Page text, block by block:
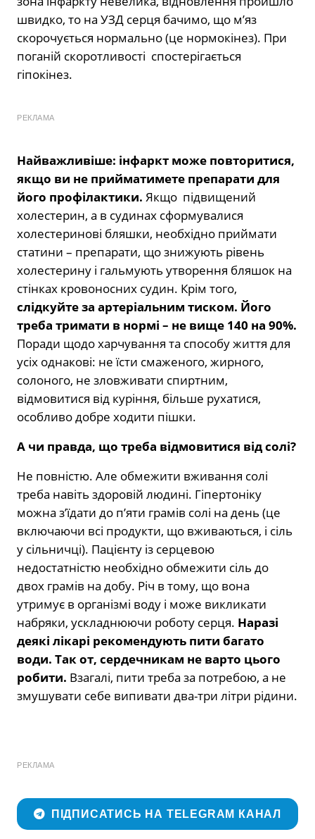
швидко, то на УЗД серця бачимо, що м’яз
скорочується нормально (це нормокінез). При
поганій скоротливості спостерігається
гіпокінез.
РЕКЛАМА
Найважливіше: інфаркт може повторитися,
якщо ви не прийматимете препарати для
його профілактики. Якщо підвищений
холестерин, а в судинах сформувалися
холестеринові бляшки, необхідно приймати
статини – препарати, що знижують рівень
холестерину і гальмують утворення бляшок на
стінках кровоносних судин. Крім того,
слідкуйте за артеріальним тиском. Його
треба тримати в нормі – не вище 140 на 90%.
Поради щодо харчування та способу життя для
усіх однакові: не їсти смаженого, жирного,
солоного, не зловживати спиртним,
відмовитися від куріння, більше рухатися,
особливо добре ходити пішки.
А чи правда, що треба відмовитися від солі?
Не повністю. Але обмежити вживання солі
треба навіть здоровій людині. Гіпертоніку
можна з’їдати до п’яти грамів солі на день (це
включаючи всі продукти, що вживаються, і сіль
у сільничці). Пацієнту із серцевою
недостатністю необхідно обмежити сіль до
двох грамів на добу. Річ в тому, що вона
утримує в організмі воду і може викликати
набряки, ускладнюючи роботу серця. Наразі
деякі лікарі рекомендують пити багато
води. Так от, сердечникам не варто цього
робити. Взагалі, пити треба за потребою, а не
змушувати себе випивати два-три літри рідини.
РЕКЛАМА
ПІДПИСАТИСЬ НА TELEGRAM КАНАЛ